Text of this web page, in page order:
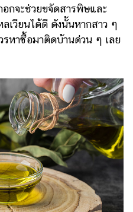
อกจะช่วยขจัดสารพิษและ
เวียนได้ดี ดังนั้นหากสาว ๆ
รหาซื้อมาติดบ้านด่วน ๆ เลย